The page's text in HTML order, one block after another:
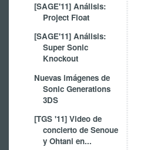
[SAGE'11] Análisis:
Project Float
[SAGE'11] Análisis:
Super Sonic
Knockout
Nuevas imágenes de
Sonic Generations
3DS
[TGS '11] Video de
concierto de Senoue
y Ohtani en...